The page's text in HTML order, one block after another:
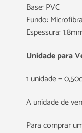
Base: PVC
Fundo: Microfibra
Espessura:
Unidade para
1 unidade =
A unidade de
Para comprar